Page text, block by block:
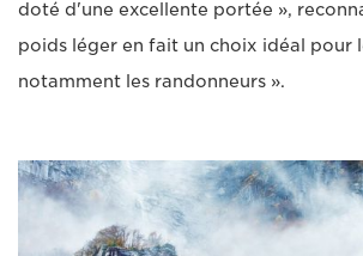
doté d'une excellente portée »,
poids léger en fait un choix idéal pour
notamment les randonneurs ».